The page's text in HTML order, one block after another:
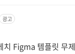
광고
Figma 템플릿 무